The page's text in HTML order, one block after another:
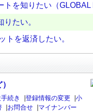
を知りたい（GLOBAL
たい。
トを返済したい。
続き |登録情報の変更 |小
|お問合せ |マイナンバー